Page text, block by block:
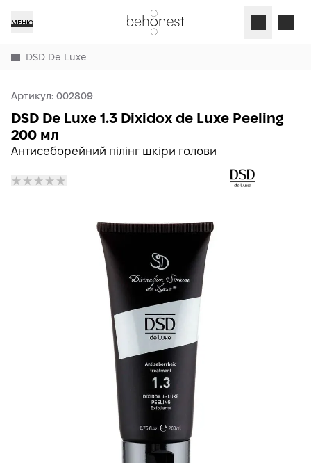
МЕНЮ
DSD De Luxe
Артикул: 002809
Антисеборейний пілінг шкіри голови
DSD De Luxe 1.3 Dixidox de Luxe Peeling
200 мл